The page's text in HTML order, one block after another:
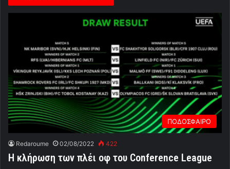
ΠΟΔΟΣΦΑΙΡΟ
Redaroume 02/08/2022 422
Η κλήρωση των πλέι οφ του Conference League